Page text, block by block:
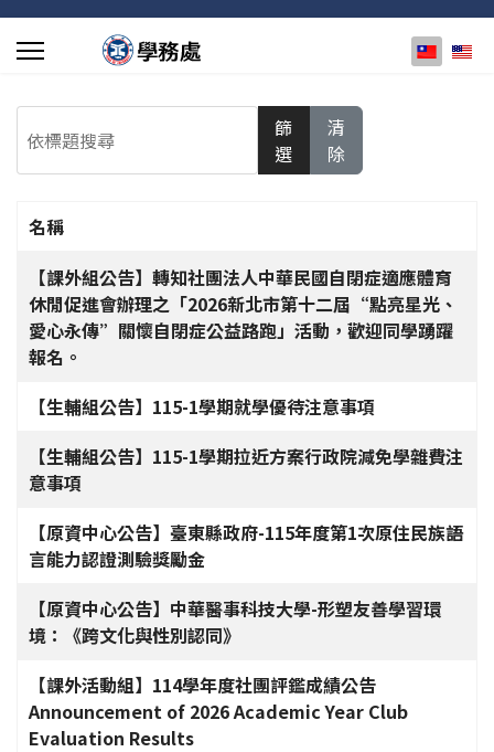
選擇你的
篩
選
清
除
文章列表
名稱
【課外組公告】轉知社團法人中華民國自閉症適應體育
休閒促進會辦理之「2026新北市第十二屆“點亮星光、
愛心永傳”關懷自閉症公益路跑」活動，歡迎同學踴躍
報名。
【生輔組公告】115-1學期就學優待注意事項
【生輔組公告】115-1學期拉近方案行政院減免學雜費注
意事項
【原資中心公告】臺東縣政府-115年度第1次原住民族語
言能力認證測驗獎勵金
【原資中心公告】中華醫事科技大學-形塑友善學習環
境：《跨文化與性別認同》
【課外活動組】114學年度社團評鑑成績公告
Announcement of 2026 Academic Year Club
Evaluation Results